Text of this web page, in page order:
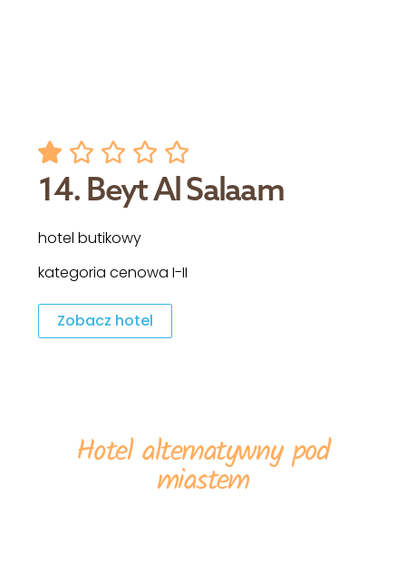
14. Beyt Al Salaam
hotel butikowy
kategoria cenowa I-II
Zobacz hotel
Hotel alternatywny pod
miastem